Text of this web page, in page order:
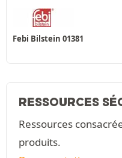
Febi Bilstein 01381
RESSOURCES
Ressources
produits.